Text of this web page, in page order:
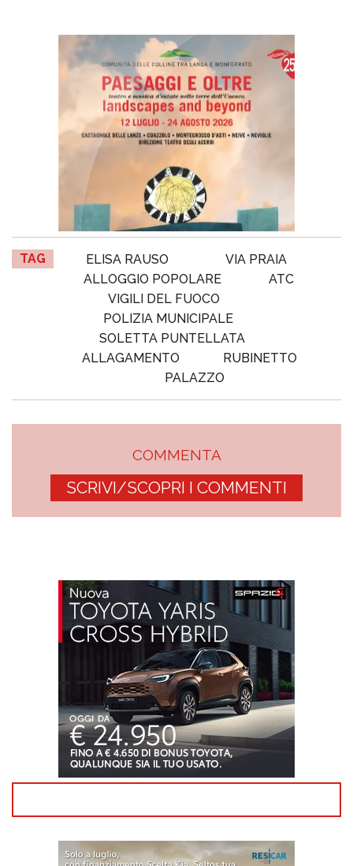
TAG ELISA RAUSO
VIA PRAIA
ALLOGGIO POPOLARE
ATC
VIGILI DEL FUOCO
POLIZIA MUNICIPALE
SOLETTA PUNTELLATA
ALLAGAMENTO
RUBINETTO
PALAZZO
COMMENTA
SCRIVI/SCOPRI I COMMENTI